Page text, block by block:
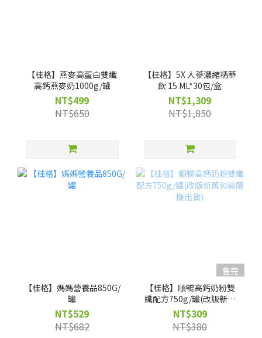
【桂格】燕麥高蛋白雙纖
高鈣燕麥奶1000g/罐
NT$499
NT$650
【桂格】5X 人蔘濃縮精華
飲 15 ML*30包/盒
NT$1,309
NT$1,850
【桂格】媽媽營養品850G/
罐
NT$529
NT$682
售完
【桂格】順暢高鈣奶粉雙
纖配方750g/罐(改版新舊
包裝隨機出貨)
NT$309
NT$380